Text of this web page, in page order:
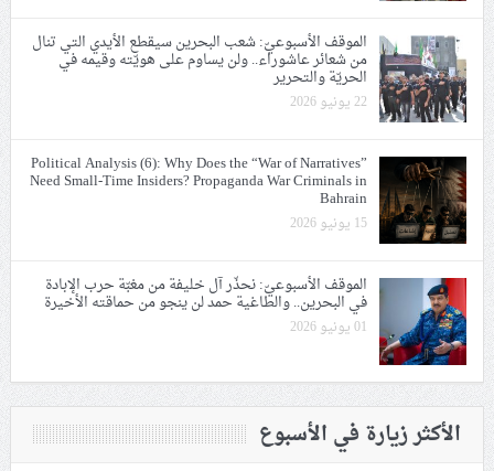
الموقف الأسبوعيّ: شعب البحرين سيقطع الأيدي التي تنال
من شعائر عاشوراء.. ولن يساوم على هويّته وقيمه في
الحريّة والتحرير
22 يونيو 2026
Political Analysis (6): Why Does the “War of Narratives”
Need Small-Time Insiders? Propaganda War Criminals in
Bahrain
15 يونيو 2026
الموقف الأسبوعيّ: نحذّر آل خليفة من مغبّة حرب الإبادة
في البحرين.. والطاغية حمد لن ينجو من حماقته الأخيرة
01 يونيو 2026
الأكثر زيارة في الأسبوع